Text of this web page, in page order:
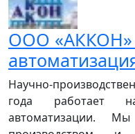
ООО
Научно-
года работает
автоматизации.